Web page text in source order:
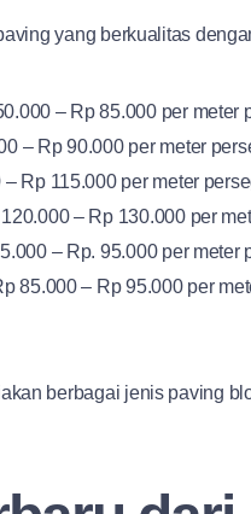
yang berkualitas
– Rp 85.000 per meter
– Rp 90.000 per meter
Rp 115.000 per meter
– Rp 130.000 per
– Rp. 95.000 per meter
85.000 – Rp 95.000 per
berbagai jenis paving